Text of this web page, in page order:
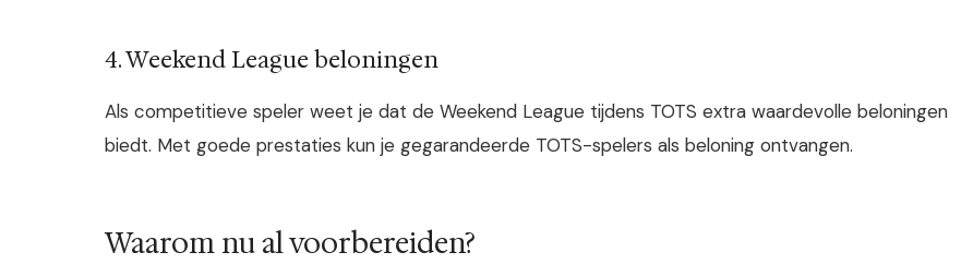
4. Weekend League beloningen
Als competitieve speler weet je dat de Weekend League tijdens TOTS extra waardevolle beloningen
biedt. Met goede prestaties kun je gegarandeerde TOTS-spelers als beloning ontvangen.
Waarom nu al voorbereiden?